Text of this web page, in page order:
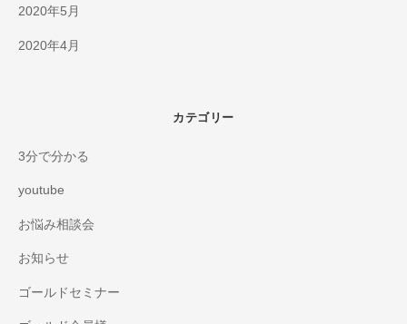
2020年5月
2020年4月
カテゴリー
3分で分かる
youtube
お悩み相談会
お知らせ
ゴールドセミナー